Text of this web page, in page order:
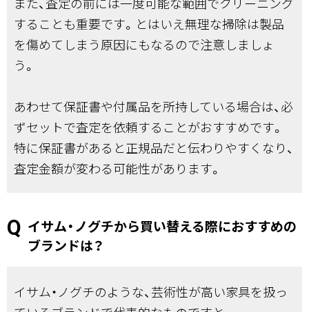
することも重要です。とはいえ無理な掃除は製品
を傷めてしまう原因にもなるので注意しましょ
う。
あわせて保証書や付属品を所持している場合は、必
ずセットで査定を依頼することがおすすめです。
特に保証書があると正規品だと伝わりやすくなり、
査定金額が変わる可能性があります。
イサム・ノグチから買い替える際におすすめの
ブランドは？
イサム・ノグチのような、芸術性が高い家具を扱っ